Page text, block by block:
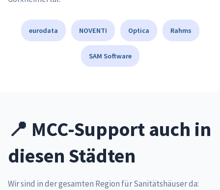
eurodata NOVENTI Optica Rahms
SAM Software
📍 MCC-Support auch in
diesen Städten
Wir sind in der gesamten Region für Sanitätshäuser da: